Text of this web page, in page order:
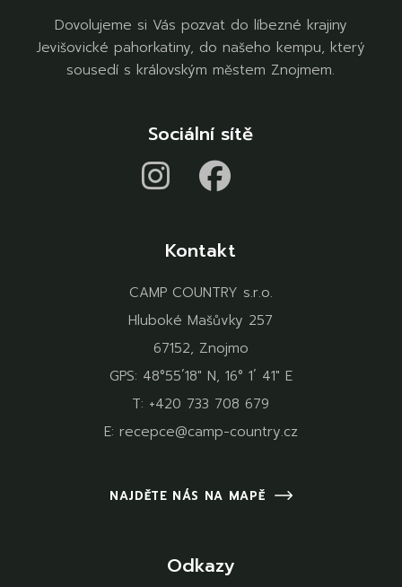
Dovolujeme si Vás pozvat do líbezné krajiny
Jevišovické pahorkatiny, do našeho kempu, který
sousedí s královským městem Znojmem.
Sociální sítě
Kontakt
CAMP COUNTRY s.r.o.
Hluboké Mašůvky 257
67152, Znojmo
GPS: 48°55´18" N, 16° 1´ 41" E
T: +420 733 708 679
E: recepce@camp-country.cz
NAJDĚTE NÁS NA MAPĚ
Odkazy